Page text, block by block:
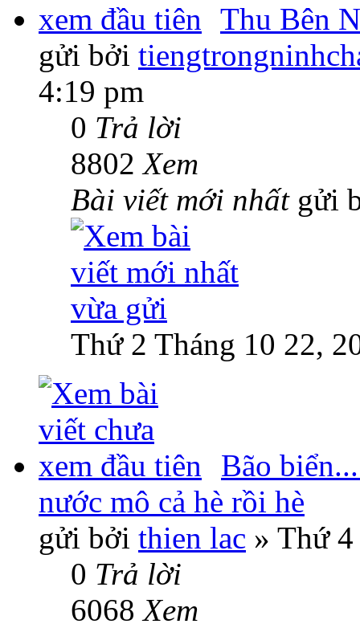
Thu Bên
gửi bởi
4:19 pm
0 Trả lời
8802Xem
Bài viết mới nhất gửi
Thứ 2 Tháng 10 22,
Bão
nước mô cả hè rồi hè
gửi bởi thien lac » Thứ
0 Trả lời
6068Xem